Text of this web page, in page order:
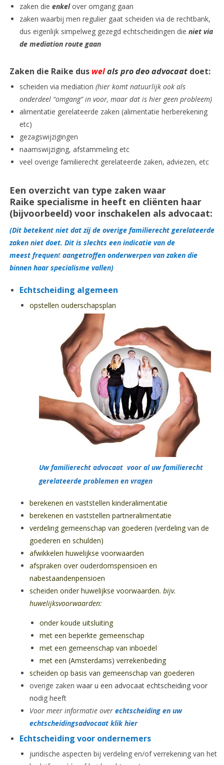
zaken die enkel over omgang gaan
zaken waarbij men regulier gaat scheiden via de rechtbank,
dus eigenlijk simpelweg gezegd echtscheidingen die niet via
de mediation route gaan
Zaken die Raike dus welals pro deo advocaat doet:
scheiden via mediation (hier komt natuurlijk ook als
onderdeel “omgang” in voor, maar dat is hier geen probleem)
alimentatie gerelateerde zaken (alimentatie herberekening
etc)
gezagswijzigingen
naamswijziging, afstammeling etc
veel overige familierecht gerelateerde zaken, adviezen, etc
Een overzicht van type zaken waar
Raike specialisme in heeft en cliënten haar
(bijvoorbeeld) voor inschakelen als advocaat:
(Dit betekent niet dat zij de overige familierecht gerelateerde
zaken niet doet. Dit is slechts een indicatie van de
meest frequent aangetroffen onderwerpen van zaken die
binnen haar specialisme vallen)
Echtscheiding algemeen
opstellen ouderschapsplan
Uw familierecht advocaat voor al uw familierecht
gerelateerde problemen en vragen
berekenen en vaststellen kinderalimentatie
berekenen en vaststellen partneralimentatie
verdeling gemeenschap van goederen (verdeling van de
goederen en schulden)
afwikkelen huwelijkse voorwaarden
afspraken over ouderdomspensioen en
nabestaandenpensioen
scheiden onder huwelijkse voorwaarden. bijv.
huwelijksvoorwaarden:
onder koude uitsluiting
met een beperkte gemeenschap
met een gemeenschap van inboedel
met een (Amsterdams) verrekenbeding
scheiden op basis van gemeenschap van goederen
overige zaken waar u een advocaat echtscheidingvoor
nodig heeft
Voor meer informatie over echtscheiding en uw
echtscheidingsadvocaat klik hier
Echtscheiding voor ondernemers
juridische aspecten bij verdeling en/of verrekening van het